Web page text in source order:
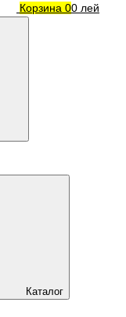
Корзина 00 лей
Каталог